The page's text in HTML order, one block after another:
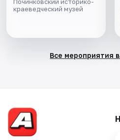
Починковский историко-
краеведческий музей
Все мероприятия